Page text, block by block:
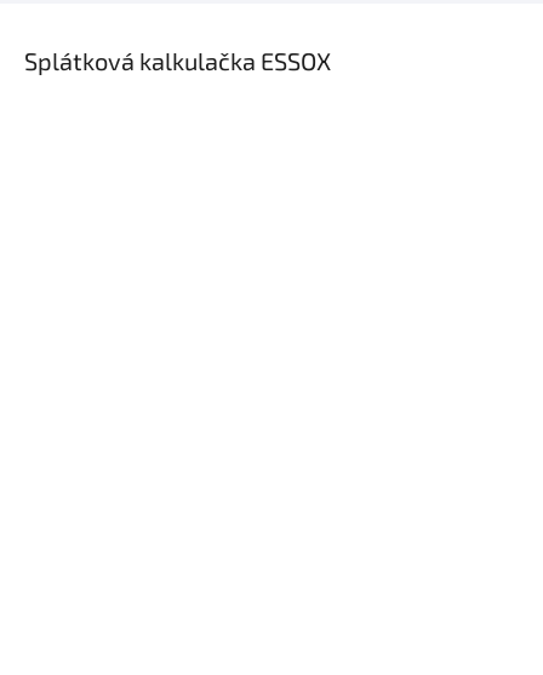
Splátková kalkulačka ESSOX